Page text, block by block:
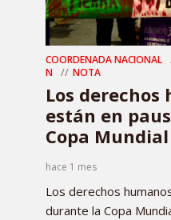
COORDENADA NACIONAL
N
NOTA
Los derechos
están en
Copa Mundial
hace 1 mes
Los derechos
durante la Copa